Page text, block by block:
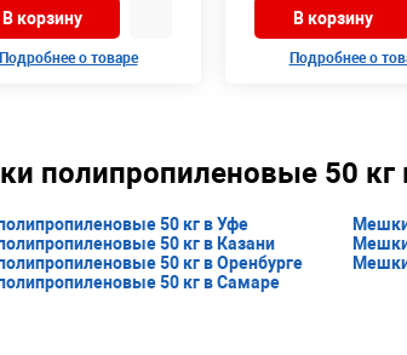
В корзину
Подробнее о товаре
В корзину
Подробнее о
полипропиленовые 50 кг
50 кг в Уфе
50 кг в Казани
50 кг в Оренбурге
50 кг в Самаре